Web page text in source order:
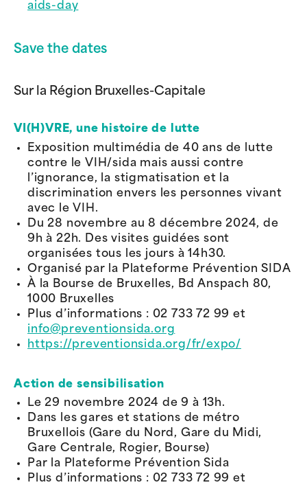
aids-day
Save the dates
Sur la Région Bruxelles-Capitale
VI(H)VRE, une histoire de lutte
Exposition multimédia de 40 ans de lutte
contre le VIH/sida mais aussi contre
l’ignorance, la stigmatisation et la
discrimination envers les personnes vivant
avec le VIH.
Du 28 novembre au 8 décembre 2024, de
9h à 22h. Des visites guidées sont
organisées tous les jours à 14h30.
Organisé par la Plateforme Prévention SIDA
À la Bourse de Bruxelles, Bd Anspach 80,
1000 Bruxelles
Plus d’informations : 02 733 72 99 et
info@preventionsida.org
https://preventionsida.org/fr/expo/
Action de sensibilisation
Le 29 novembre 2024 de 9 à 13h.
Dans les gares et stations de métro
Bruxellois (Gare du Nord, Gare du Midi,
Gare Centrale, Rogier, Bourse)
Par la Plateforme Prévention Sida
Plus d’informations : 02 733 72 99 et